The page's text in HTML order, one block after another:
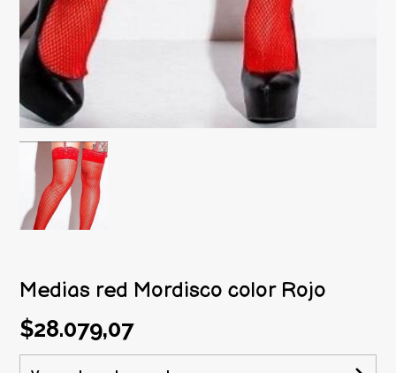
Medias red Mordisco color Rojo
$28.079,07